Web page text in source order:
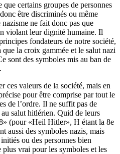
certains groupes de personnes
être discriminés ou même
ne fait donc pas que
violant leur dignité humaine. Il
fondateurs de notre société,
que la croix gammée et le salut nazi
sont des symboles mis au ban de
ces valeurs de la société, mais en
pour être comprise par tout le
de l’ordre. Il ne suffit pas de
salut hitlérien. Quid de leurs
(pour «Heil Hitler», H étant la 8e
aussi des symboles nazis, mais
ou des personnes bien
plus vrai pour les symboles et les